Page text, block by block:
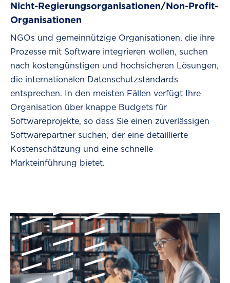
Nicht-Regierungsorganisationen/Non-Profit-
Organisationen
NGOs und gemeinnützige Organisationen, die ihre
Prozesse mit Software integrieren wollen, suchen
nach kostengünstigen und hochsicheren Lösungen,
die internationalen Datenschutzstandards
entsprechen. In den meisten Fällen verfügt Ihre
Organisation über knappe Budgets für
Softwareprojekte, so dass Sie einen zuverlässigen
Softwarepartner suchen, der eine detaillierte
Kostenschätzung und eine schnelle
Markteinführung bietet.